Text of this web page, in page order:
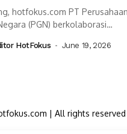
hotfokus.com PT Perusahaan
(PGN) berkolaborasi
HotFokus June 19, 2026
| All rights reserved